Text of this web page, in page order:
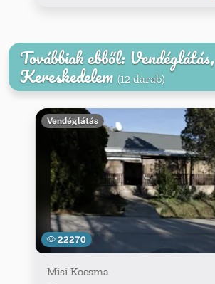
Továbbiak ebből: Vendéglátás,
Kereskedelem (12 darab)
22270
Vendéglátás
Misi Kocsma